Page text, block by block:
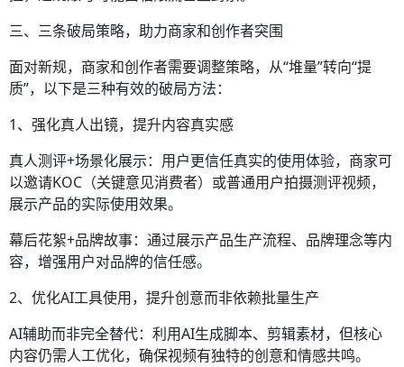
三、三条破局策略，助力商家和创作者突围
面对新规，商家和创作者需要调整策略，从“堆量”转向“提
质”，以下是三种有效的破局方法：
1、强化真人出镜，提升内容真实感
真人测评+场景化展示：用户更信任真实的使用体验，商家可
以邀请KOC（关键意见消费者）或普通用户拍摄测评视频，
展示产品的实际使用效果。
幕后花絮+品牌故事：通过展示产品生产流程、品牌理念等内
容，增强用户对品牌的信任感。
2、优化AI工具使用，提升创意而非依赖批量生产
AI辅助而非完全替代：利用AI生成脚本、剪辑素材，但核心
内容仍需人工优化，确保视频有独特的创意和情感共鸣。